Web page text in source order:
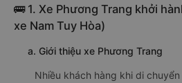
🚌 1. Xe Phương Trang khởi
xe Nam Tuy Hòa)
a. Giới thiệu xe Phương Trang
Nhiều khách hàng khi di